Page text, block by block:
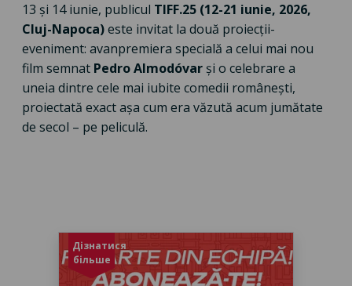
13 și 14 iunie, publicul TIFF.25 (12-21 iunie, 2026,
Cluj-Napoca)este invitat la două proiecții-
eveniment: avanpremiera specială a celui mai nou
film semnat Pedro Almodóvar și o celebrare a
uneia dintre cele mai iubite comedii românești,
proiectată exact așa cum era văzută acum jumătate
de secol – pe peliculă.
Дізнатися
більше